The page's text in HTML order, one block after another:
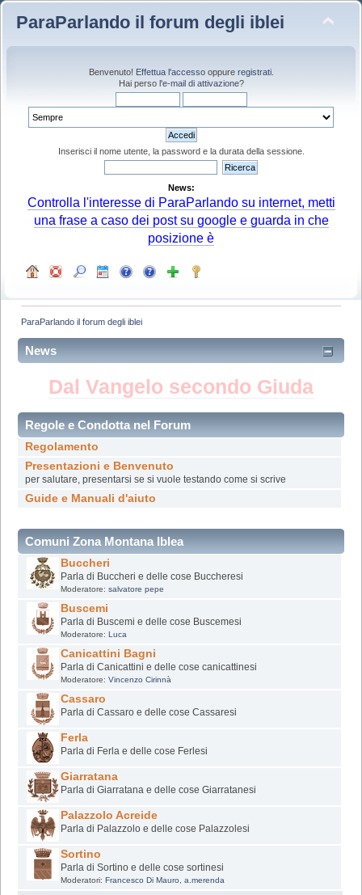
ParaParlando il forum degli iblei
Benvenuto! Effettua l'accessooppure registrati.
Hai perso l'e-mail di attivazione?
Inserisci il nome utente, la password e la durata della sessione.
News:
Controlla l'interesse di ParaParlando su internet, metti
una frase a caso dei post su google e guarda in che
posizione è
ParaParlando il forum degli iblei
News
Dal Vangelo secondo Giuda
Regole e Condotta nel Forum
Regolamento
Presentazioni e Benvenuto
per salutare, presentarsi se si vuole testando come si scrive
Guide e Manuali d'aiuto
Comuni Zona Montana Iblea
Buccheri
Parla di Buccheri e delle cose Buccheresi
Moderatore: salvatore pepe
Buscemi
Parla di Buscemi e delle cose Buscemesi
Moderatore: Luca
Canicattini Bagni
Parla di Canicattini e delle cose canicattinesi
Moderatore: Vincenzo Cirinnà
Cassaro
Parla di Cassaro e delle cose Cassaresi
Ferla
Parla di Ferla e delle cose Ferlesi
Giarratana
Parla di Giarratana e delle cose Giarratanesi
Palazzolo Acreide
Parla di Palazzolo e delle cose Palazzolesi
Sortino
Parla di Sortino e delle cose sortinesi
Moderatori: Francesco Di Mauro a.merenda